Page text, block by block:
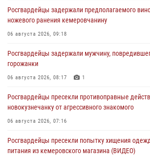
Росгвардейцы задержали предполагаемого
ножевого ранения кемеровчанину
06 августа 2026, 09:18
Росгвардейцы задержали мужчину,
горожанки
06 августа 2026, 08:17 1
Росгвардейцы пресекли противоправные
новокузнечанку от агрессивного знакомого
06 августа 2026, 07:16
Росгвардейцы пресекли попытку хищения
питания из кемеровского магазина (ВИДЕО)